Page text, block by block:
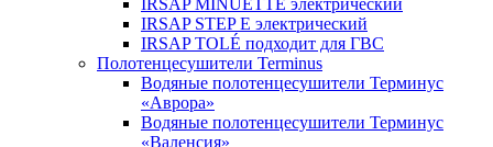
IRSAP MINUETTE электрический
IRSAP STEP E электрический
IRSAP TOLÉ подходит для ГВС
Полотенцесушители Terminus
Водяные полотенцесушители Терминус
«Аврора»
Водяные полотенцесушители Терминус
«Валенсия»